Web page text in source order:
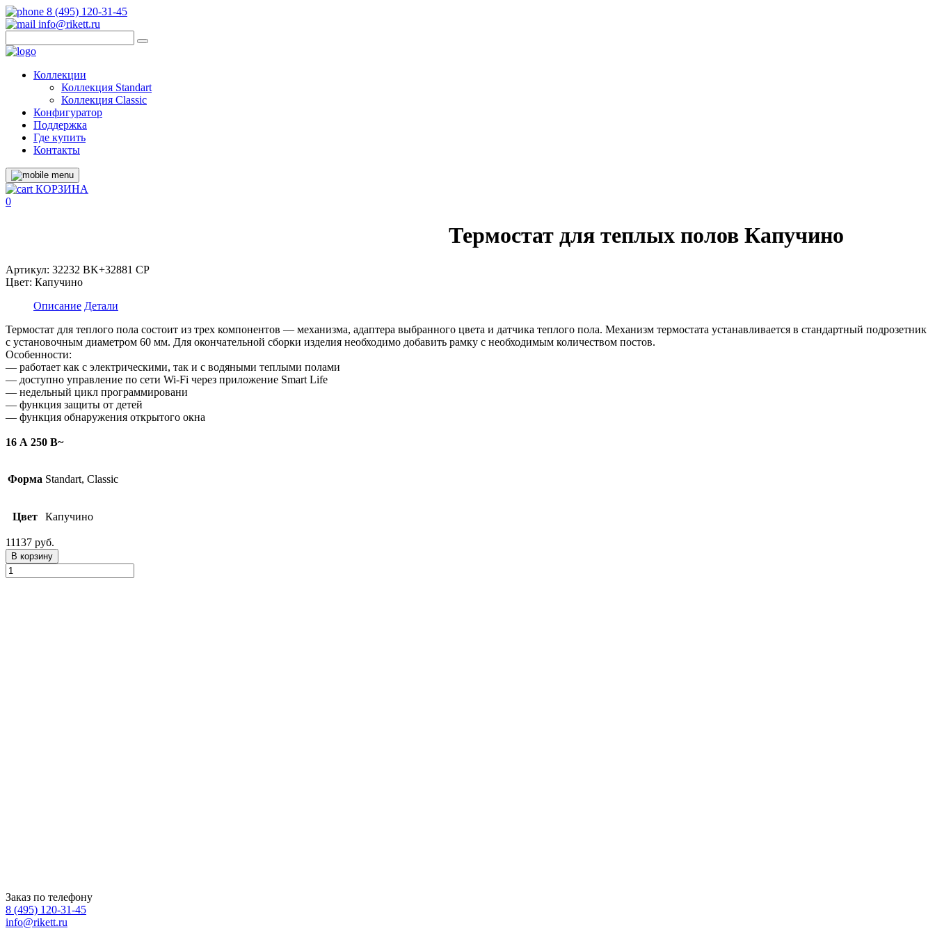
8 (495) 120-31-45
info@rikett.ru
Коллекции
Коллекция Standart
Коллекция Classic
Конфигуратор
Поддержка
Где купить
Контакты
КОРЗИНА
0
Термостат для теплых полов Капучино
Артикул: 32232 BK+32881 CP
Цвет: Капучино
Описание Детали
Термостат для теплого пола состоит из трех компонентов — механизма, адаптера выбранного цвета и датчика теплого пола. Механизм термостата устанавливается в стандартный подрозетник
с установочным диаметром 60 мм. Для окончательной сборки изделия необходимо добавить рамку с необходимым количеством постов.
Особенности:
— работает как с электрическими, так и с водяными теплыми полами
— доступно управление по сети Wi-Fi через приложение Smart Life
— недельный цикл программировани
— функция защиты от детей
— функция обнаружения открытого окна
16 А 250 В~
Форма Standart, Classic
Цвет Капучино
11137 руб.
В корзину
Количество
товара
Заказ по телефону
8 (495) 120-31-45
info@rikett.ru